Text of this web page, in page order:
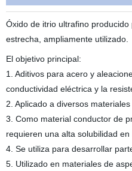
Óxido de itrio ultrafino
estrecha, ampliamente utilizado.
El objetivo principal:
1. Aditivos para acero y
conductividad eléctrica y la
2. Aplicado a diversos materiales
3. Como material conductor de
requieren una alta solubilidad en
4. Se utiliza para desarrollar
5. Utilizado en materiales de